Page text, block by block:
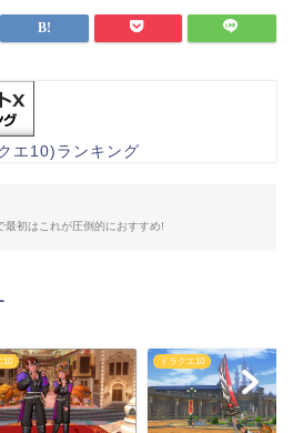
エ10)ランキング
最初はこれが圧倒的におすすめ!
10 ドラクエ10